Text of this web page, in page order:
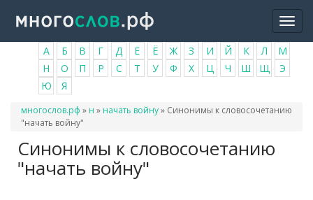
основному
содержанию
А Б В Г Д Е Ё Ж З И Й К Л
М
Н
О П Р С Т У Ф Х Ц Ч Ш Щ
Э
Ю
Я
Вы
здесь
многослов.рф » н » начать войну» Синонимы к словосочетанию
"начать войну"
Синонимы к словосочетанию
"начать войну"